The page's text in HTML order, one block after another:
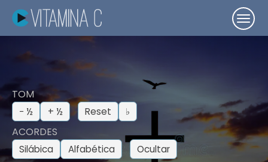
TOM
− ½ + ½ Reset ♭
ACORDES
Silábica Alfabética Ocultar